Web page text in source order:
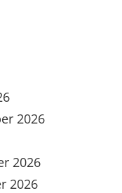
2026
2026
2026